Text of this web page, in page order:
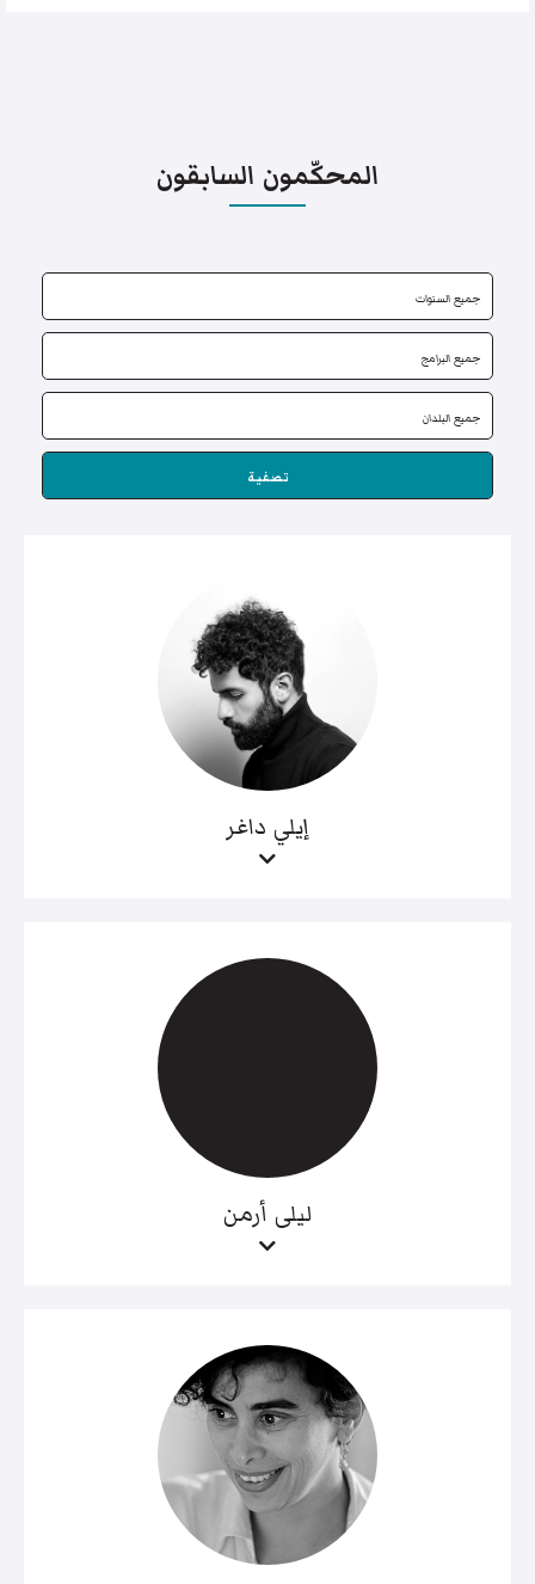
المحكّمون السابقون
تصفية
إيلي داغر
ليلى أرمن